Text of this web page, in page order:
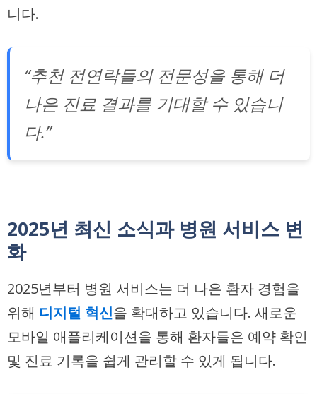
니다.
“추천 전연락들의 전문성을 통해 더
나은 진료 결과를 기대할 수 있습니
다.”
2025년 최신 소식과 병원 서비스 변
화
2025년부터 병원 서비스는 더 나은 환자 경험을
위해 디지털 혁신을 확대하고 있습니다. 새로운
모바일 애플리케이션을 통해 환자들은 예약 확인
및 진료 기록을 쉽게 관리할 수 있게 됩니다.